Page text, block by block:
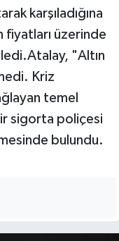
karşıladığına
fiyatları üzerinde
"Altın
Kriz
temel
sigorta poliçesi
bulundu.